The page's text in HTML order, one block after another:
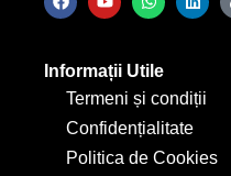
Informații Utile
Termeni și condiții
Confidențialitate
Politica de Cookies